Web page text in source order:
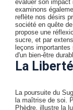
évaluer son impact
examinons
reflète nos désirs
société en quête
propose une
sucre, et par
leçons
d'un bien-être
La
La poursuite du
la maîtrise de soi.
Phèdre, illustre la